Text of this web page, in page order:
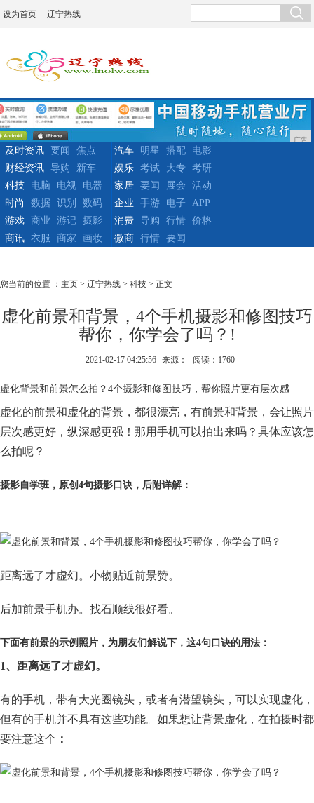
设为首页 辽宁热线
广告
及时资讯 要闻
焦点
财经资讯
导购 新车
汽车 明星 搭配
电影
娱乐
考试 大专
考研
科技
电脑 电视
电器
时尚
数据 识别 数码
家居 要闻 展会
活动
企业
手游 电子
APP
游戏
商业 游记
摄影
商讯
衣服 商家 画妆
消费 导购 行情
价格
微商
行情 要闻
您当前的位置 ： 主页 > 辽宁热线 > 科技 > 正文
虚化前景和背景，4个手机摄影和修图技巧
帮你，你学会了吗？!
2021-02-17 04:25:56 来源： 阅读：1760
虚化背景和前景怎么拍？4个摄影和修图技巧，帮你照片更有层次感
虚化的前景和虚化的背景，都很漂亮，有前景和背景，会让照片
层次感更好，纵深感更强！那用手机可以拍出来吗？具体应该怎
么拍呢？
摄影自学班，原创4句摄影口诀，后附详解：
距离远了才虚幻。小物贴近前景赞。
后加前景手机办。找石顺线很好看。
下面有前景的示例照片，为朋友们解说下，这4句口诀的用法：
1、距离远了才虚幻。
有的手机，带有大光圈镜头，或者有潜望镜头，可以实现虚化，
但有的手机并不具有这些功能。如果想让背景虚化，在拍摄时都
要注意这个 ：